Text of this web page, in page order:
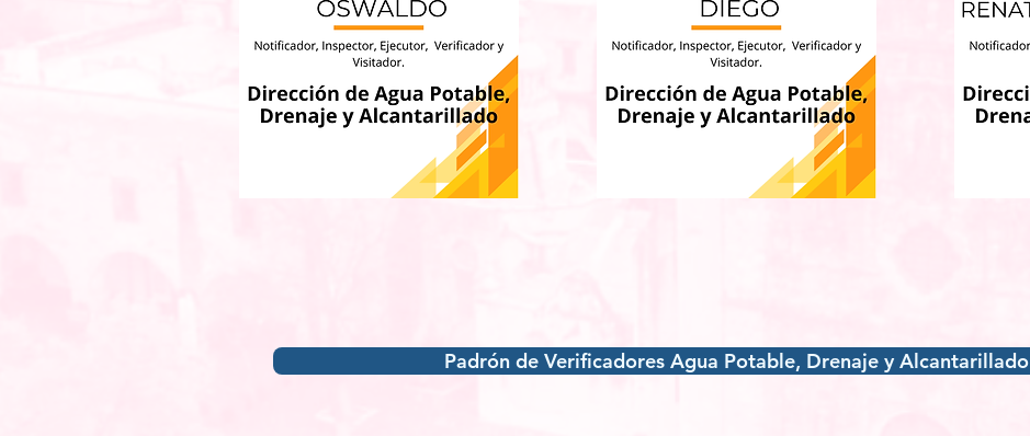
Padrón de Verificadores Agua Potable, Drenaje y Alcantarillado